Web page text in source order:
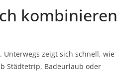
kombinieren
zeigt sich schnell, wie
Städtetrip, Badeurlaub oder